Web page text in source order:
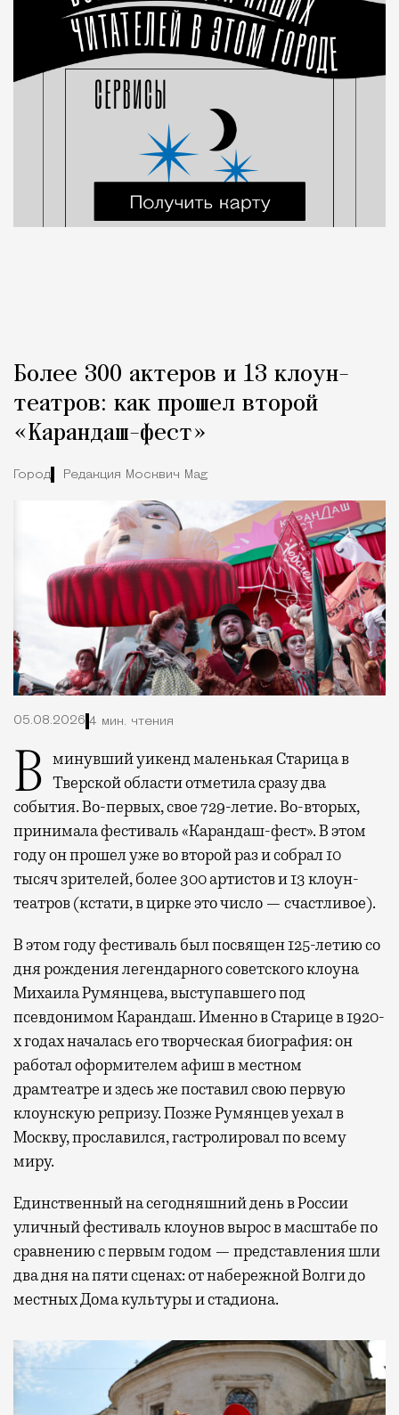
Более 300 актеров и 13 клоун-
театров: как прошел второй
«Карандаш-фест»
Город Редакция Москвич Mag
05.08.2026 4 мин. чтения
В минувший уикенд маленькая Старица в Тверской области отметила сразу два
события. Во-первых, свое 729-летие. Во-вторых,
принимала фестиваль «Карандаш-фест». В этом
году он прошел уже во второй раз и собрал 10
тысяч зрителей, более 300 артистов и 13 клоун-
театров (кстати, в цирке это число — счастливое).
В этом году фестиваль был посвящен 125-летию со
дня рождения легендарного советского клоуна
Михаила Румянцева, выступавшего под
псевдонимом Карандаш. Именно в Старице в 1920-
х годах началась его творческая биография: он
работал оформителем афиш в местном
драмтеатре и здесь же поставил свою первую
клоунскую репризу. Позже Румянцев уехал в
Москву, прославился, гастролировал по всему
миру.
Единственный на сегодняшний день в России
уличный фестиваль клоунов вырос в масштабе по
сравнению с первым годом — представления шли
два дня на пяти сценах: от набережной Волги до
местных Дома культуры и стадиона.